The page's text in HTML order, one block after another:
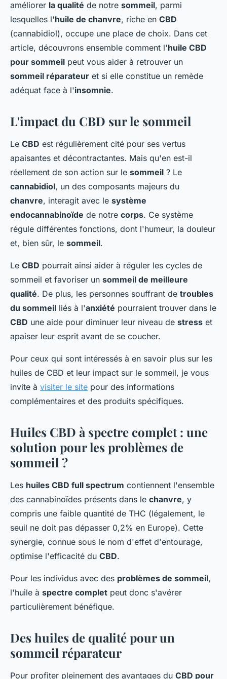
améliorer la qualité de notre sommeil, parmi
lesquelles l'huile de chanvre, riche en CBD
(cannabidiol), occupe une place de choix. Dans cet
article, découvrons ensemble comment l'huile CBD
pour sommeil peut vous aider à retrouver un
sommeil réparateur et si elle constitue un remède
adéquat face à l'insomnie.
L'impact du CBD sur le sommeil
Le CBD est régulièrement cité pour ses vertus
apaisantes et décontractantes. Mais qu'en est-il
réellement de son action sur le sommeil ? Le
cannabidiol, un des composants majeurs du
chanvre, interagit avec le système
endocannabinoïde de notre corps. Ce système
régule différentes fonctions, dont l'humeur, la douleur
et, bien sûr, le sommeil.
Le CBD pourrait ainsi aider à réguler les cycles de
sommeil et favoriser un sommeil de meilleure
qualité. De plus, les personnes souffrant de troubles
du sommeil liés à l'anxiété pourraient trouver dans le
CBD une aide pour diminuer leur niveau de stress et
apaiser leur esprit avant de se coucher.
Pour ceux qui sont intéressés à en savoir plus sur les
huiles de CBD et leur impact sur le sommeil, je vous
invite à visiter le site pour des informations
complémentaires et des produits spécifiques.
Huiles CBD à spectre complet : une
solution pour les problèmes de
sommeil ?
Les huiles CBD full spectrum contiennent l'ensemble
des cannabinoïdes présents dans le chanvre, y
compris une faible quantité de THC (légalement, le
seuil ne doit pas dépasser 0,2% en Europe). Cette
synergie, connue sous le nom d'effet d'entourage,
optimise l'efficacité du CBD.
Pour les individus avec des problèmes de sommeil,
l'huile à spectre complet peut donc s'avérer
particulièrement bénéfique.
Des huiles de qualité pour un
sommeil réparateur
Pour profiter pleinement des avantages du CBD pour